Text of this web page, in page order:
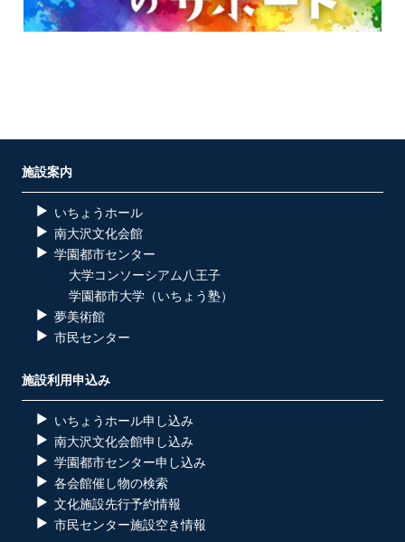
施設案内
いちょうホール
南大沢文化会館
学園都市センター
大学コンソーシアム八王子
学園都市大学（いちょう塾）
夢美術館
市民センター
施設利用申込み
いちょうホール申し込み
南大沢文化会館申し込み
学園都市センター申し込み
各会館催し物の検索
文化施設先行予約情報
市民センター施設空き情報